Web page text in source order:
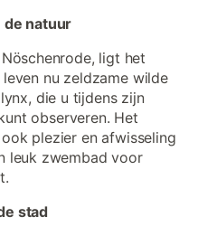
de natuur
ligt het
nu zeldzame wilde
die u tijdens zijn
observeren. Het
plezier en afwisseling
leuk zwembad voor
stad